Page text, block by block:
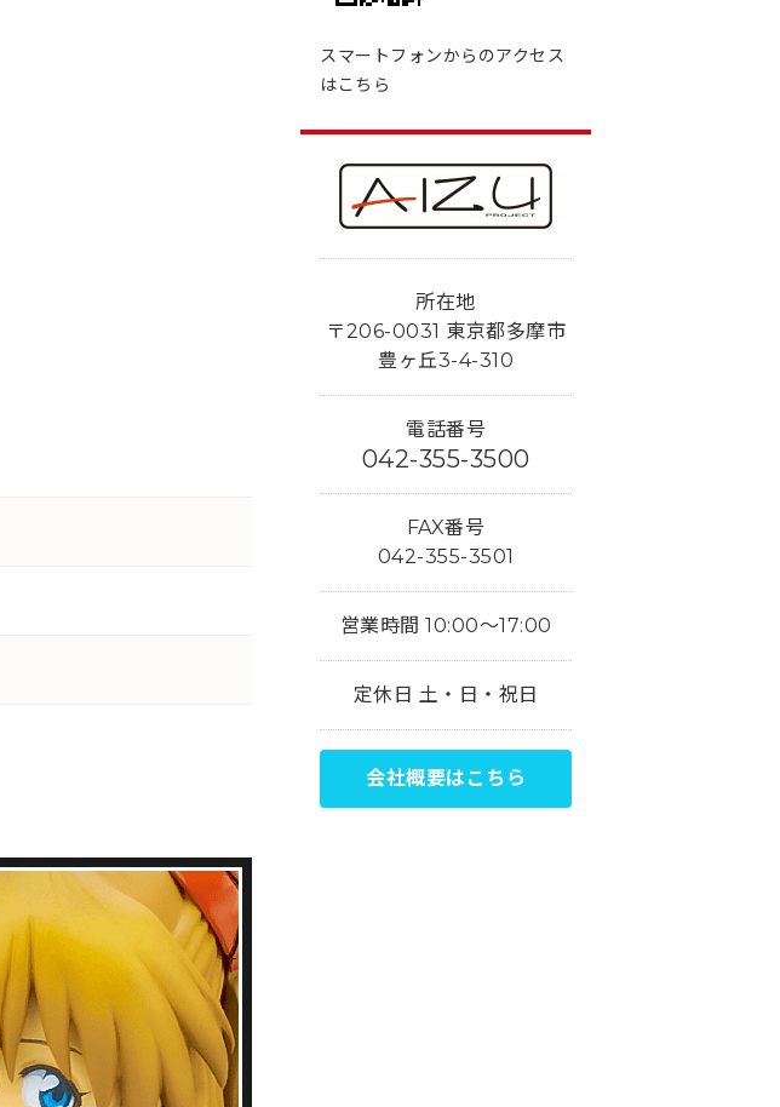
スマートフォンからのアクセス
はこちら
所在地
〒206-0031 東京都多摩市
豊ヶ丘3-4-310
電話番号
042-355-3500
FAX番号
042-355-3501
営業時間 10:00～17:00
定休日 土・日・祝日
会社概要はこちら